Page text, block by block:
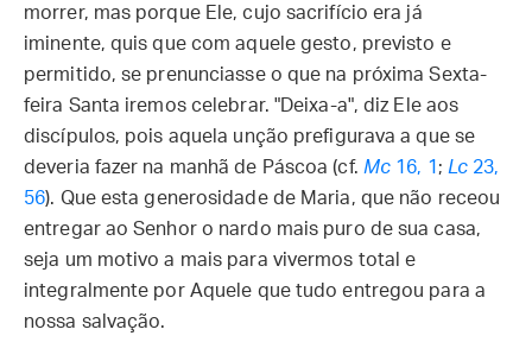
morrer, mas porque Ele, cujo sacrifício era já
iminente, quis que com aquele gesto, previsto e
permitido, se prenunciasse o que na próxima Sexta-
feira Santa iremos celebrar. "Deixa-a", diz Ele aos
discípulos, pois aquela unção prefigurava a que se
deveria fazer na manhã de Páscoa (cf. Mc 16, 1 ; Lc 23,
56). Que esta generosidade de Maria, que não receou
entregar ao Senhor o nardo mais puro de sua casa,
seja um motivo a mais para vivermos total e
integralmente por Aquele que tudo entregou para a
nossa salvação.